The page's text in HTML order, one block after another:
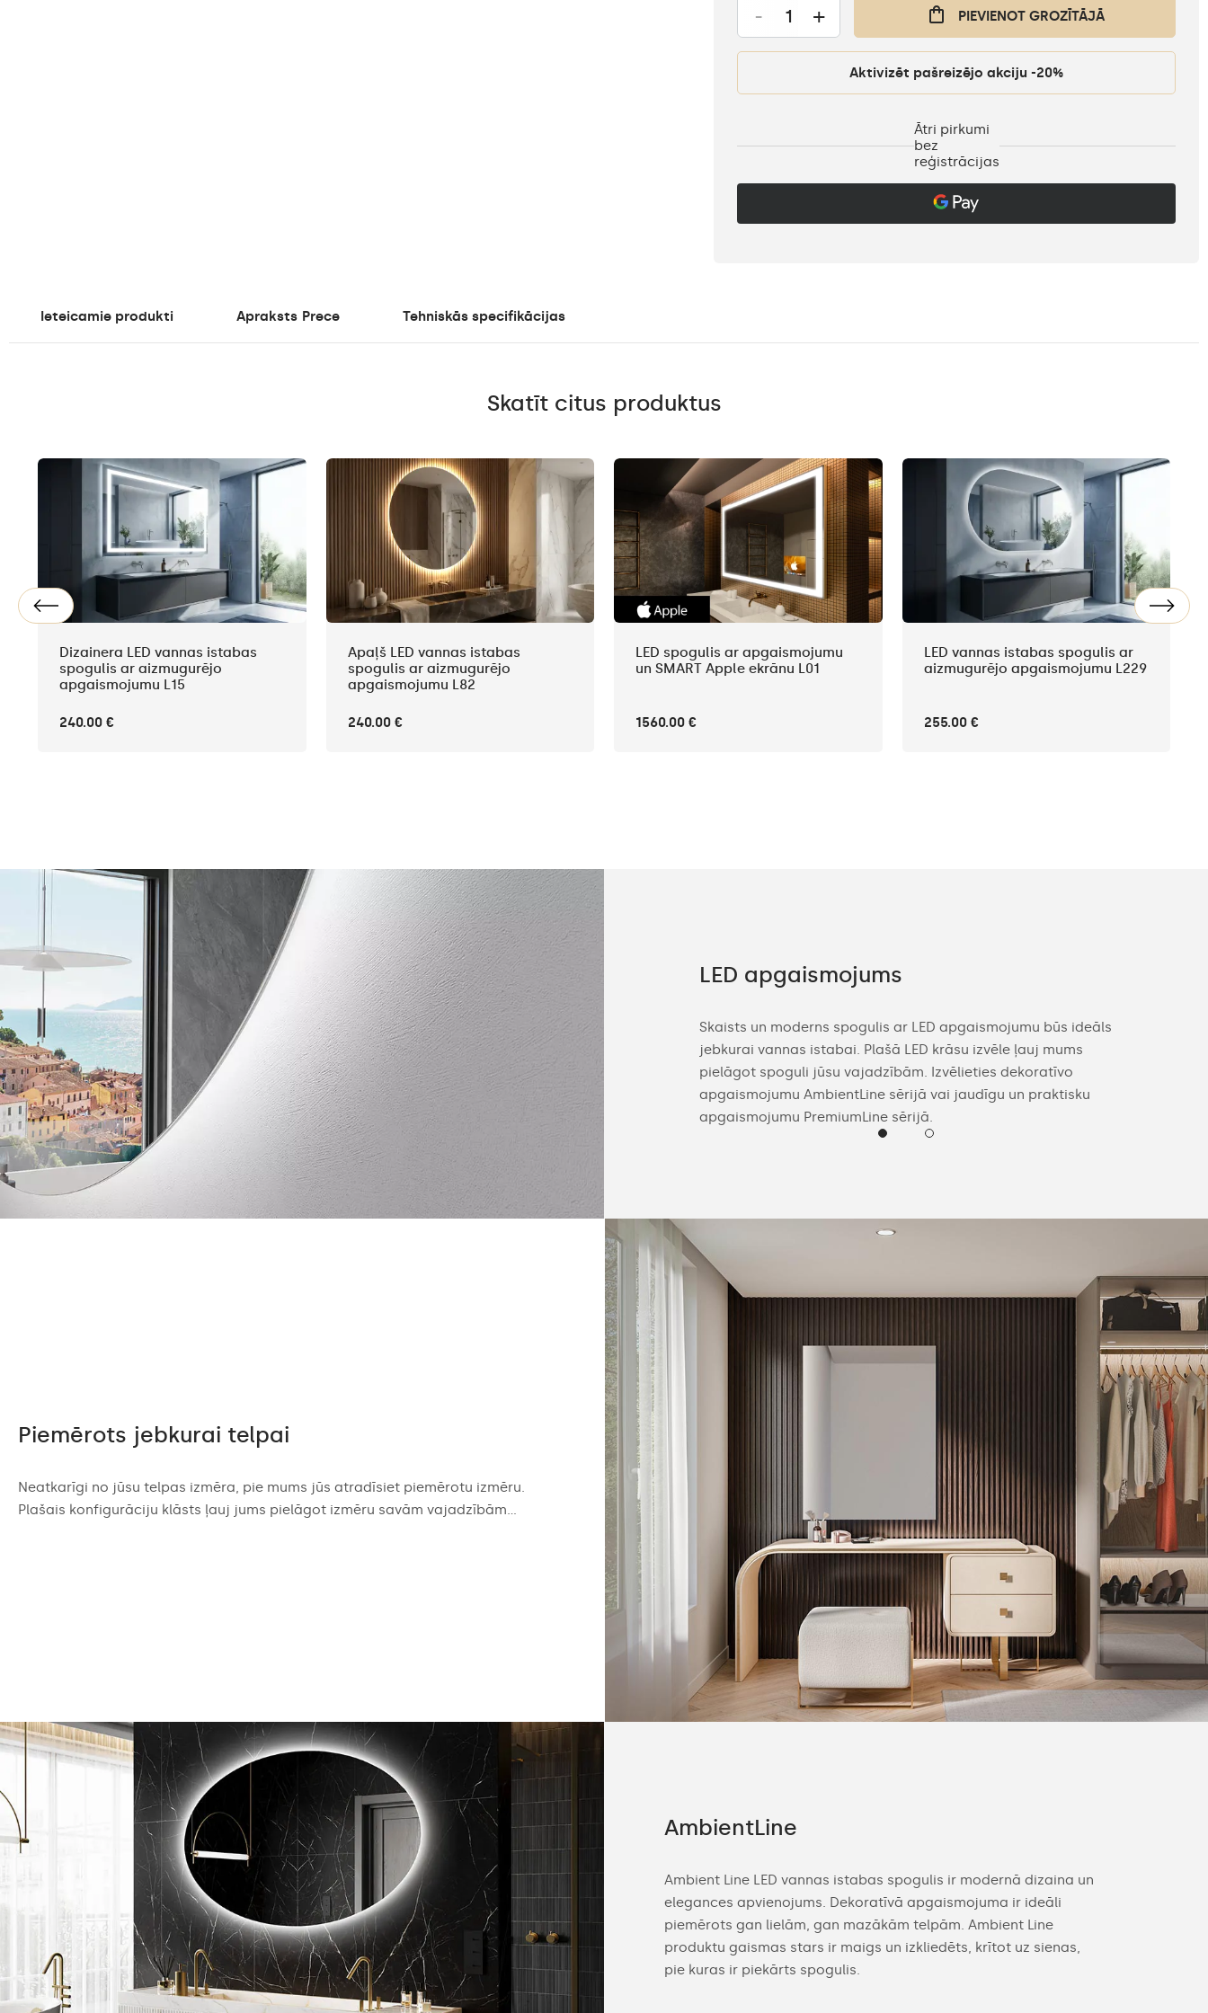
- + PIEVIENOT GROZĪTĀJĀ
Aktivizēt pašreizējo akciju -20%
Ātri pirkumi
bez
reģistrācijas
Ieteicamie produkti Apraksts Prece Tehniskās specifikācijas
Skatīt citus produktus
Dizainera LED vannas istabas
spogulis ar aizmugurējo
apgaismojumu L15
240.00 €
Apaļš LED vannas istabas
spogulis ar aizmugurējo
apgaismojumu L82
240.00 €
LED spogulis ar apgaismojumu
un SMART Apple ekrānu L01
1560.00 €
LED vannas istabas spogulis ar
aizmugurējo apgaismojumu L229
255.00 €
spogulis ar LED apgaismojumu būs ideāls
Plašā LED krāsu izvēle ļauj mums
vajadzībām. Izvēlieties dekoratīvo
sērijā vai jaudīgu un praktisku
sērijā.
Piedāvājums prasīgiem klientiem
Domājot par jums, mēs ražojam vannas istabas spoguļus
pēc jūsu īpaša pasūtījuma. Tas ļauj viegli saskaņot spoguli ar
jūsu telpas interjeru. Pielāgojiet spoguļa izmēru, korpusa
malu krāsu un LED apgaismojuma toni (neitrāls vai auksts)
pēc savas izvēles.
LED apgaismojums
Skaists un moderns spogulis ar LED apgaismojumu būs ideāls
jebkurai vannas istabai. Plašā LED krāsu izvēle ļauj mums
pielāgot spoguli jūsu vajadzībām. Izvēlieties dekoratīvo
apgaismojumu AmbientLine sērijā vai jaudīgu un praktisku
apgaismojumu PremiumLine sērijā.
Piemērots jebkurai telpai
Neatkarīgi no jūsu telpas izmēra, pie mums jūs atradīsiet piemērotu izmēru.
Plašais konfigurāciju klāsts ļauj jums pielāgot izmēru savām vajadzībām...
AmbientLine
Ambient Line LED vannas istabas spogulis ir modernā dizaina un
elegances apvienojums. Dekoratīvā apgaismojuma ir ideāli
piemērots gan lielām, gan mazākām telpām. Ambient Line
produktu gaismas stars ir maigs un izkliedēts, krītot uz sienas,
pie kuras ir piekārts spogulis.